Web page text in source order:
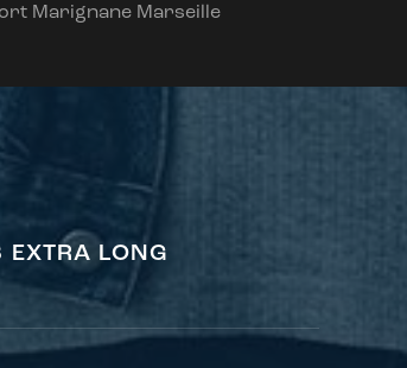
Marignane Marseille
EXTRA LONG